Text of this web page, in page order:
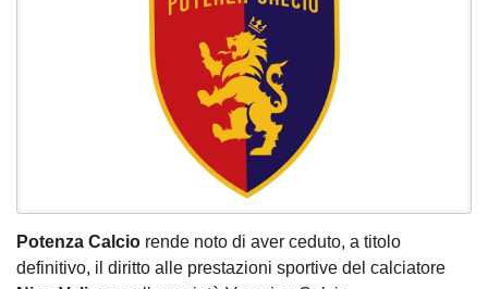
Potenza Calcio rende noto di aver ceduto, a titolo
definitivo, il diritto alle prestazioni sportive del calciatore